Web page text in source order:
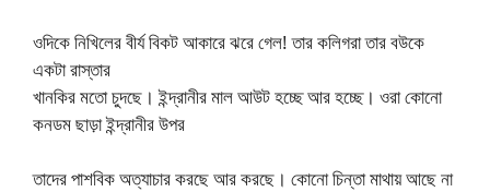
ওদিকে নিখিলের বীর্য বিকট আকারে ঝরে গেল! তার কলিগরা তার বউকে
একটা রাস্তার
খানকির মতো চুদছে। ইন্দ্রানীর মাল আউট হচ্ছে আর হচ্ছে। ওরা কোনো
কনডম ছাড়া ইন্দ্রানীর উপর
তাদের পাশবিক অত্যাচার করছে আর করছে। কোনো চিন্তা মাথায় আছে না